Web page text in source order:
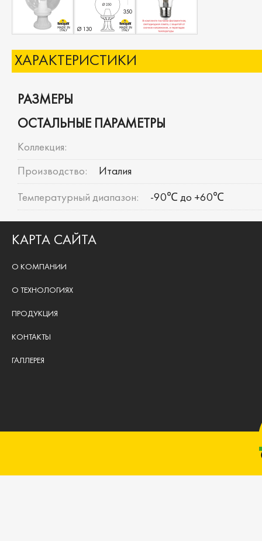
ХАРАКТЕРИСТИКИ
РАЗМЕРЫ
ОСТАЛЬНЫЕ ПАРАМЕТРЫ
Коллекция:
Производство: Италия
Температурный диапазон: -90℃ до +60℃
КАРТА САЙТА
О КОМПАНИИ
О ТЕХНОЛОГИЯХ
ПРОДУКЦИЯ
КОНТАКТЫ
ГАЛЛЕРЕЯ